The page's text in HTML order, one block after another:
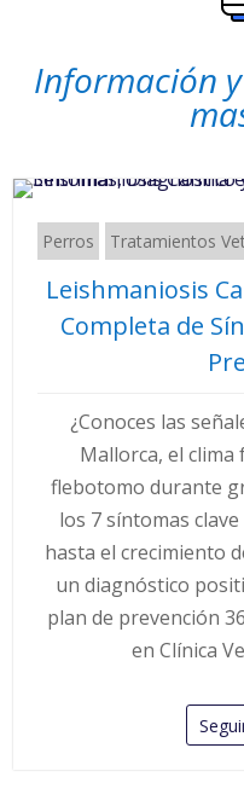
Información
Perros Tratamientos
Leishmaniosis
Completa de
¿Conoces las
Mallorca, el clima
flebotomo durante
los 7 síntomas
hasta el crecimiento
un diagnóstico
plan de prevención
en Clínica